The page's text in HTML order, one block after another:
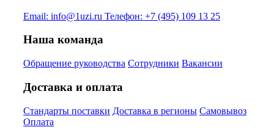
Email: info@1uzi.ru Телефон: +7 (495) 109 13 25
Наша команда
Обращение руководства Сотрудники Вакансии
Доставка и оплата
Стандарты поставки Доставка в регионы Самовывоз
Оплата